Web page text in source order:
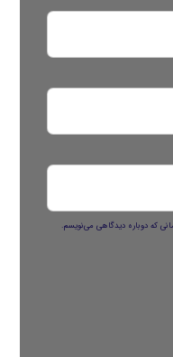
که دوباره دیدگاهی می‌نویسم.